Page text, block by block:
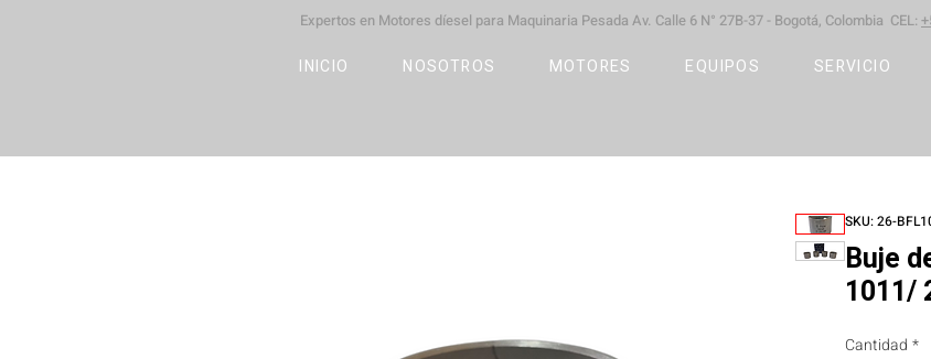
Expertos en Motores díesel para Maquinaria Pesada Av. Calle 6 N° 27B-37 - Bogotá, Colombia CEL:
INICIO NOSOTROS MOTORES EQUIPOS SERVICIO
SKU: 26-
Buje
1011/
Cantidad *